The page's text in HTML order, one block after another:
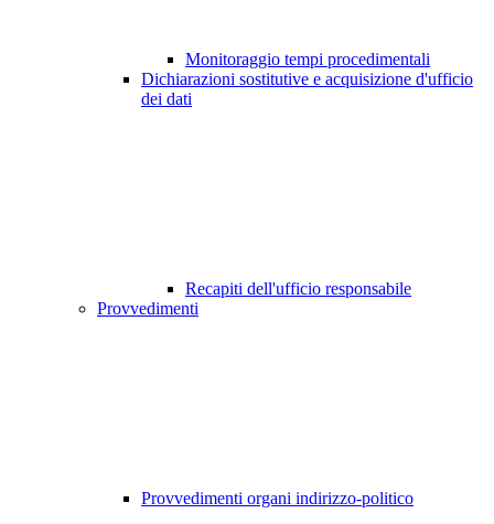
Monitoraggio tempi procedimentali
Dichiarazioni sostitutive e acquisizione d'ufficio
dei dati
Recapiti dell'ufficio responsabile
Provvedimenti
Provvedimenti organi indirizzo-politico